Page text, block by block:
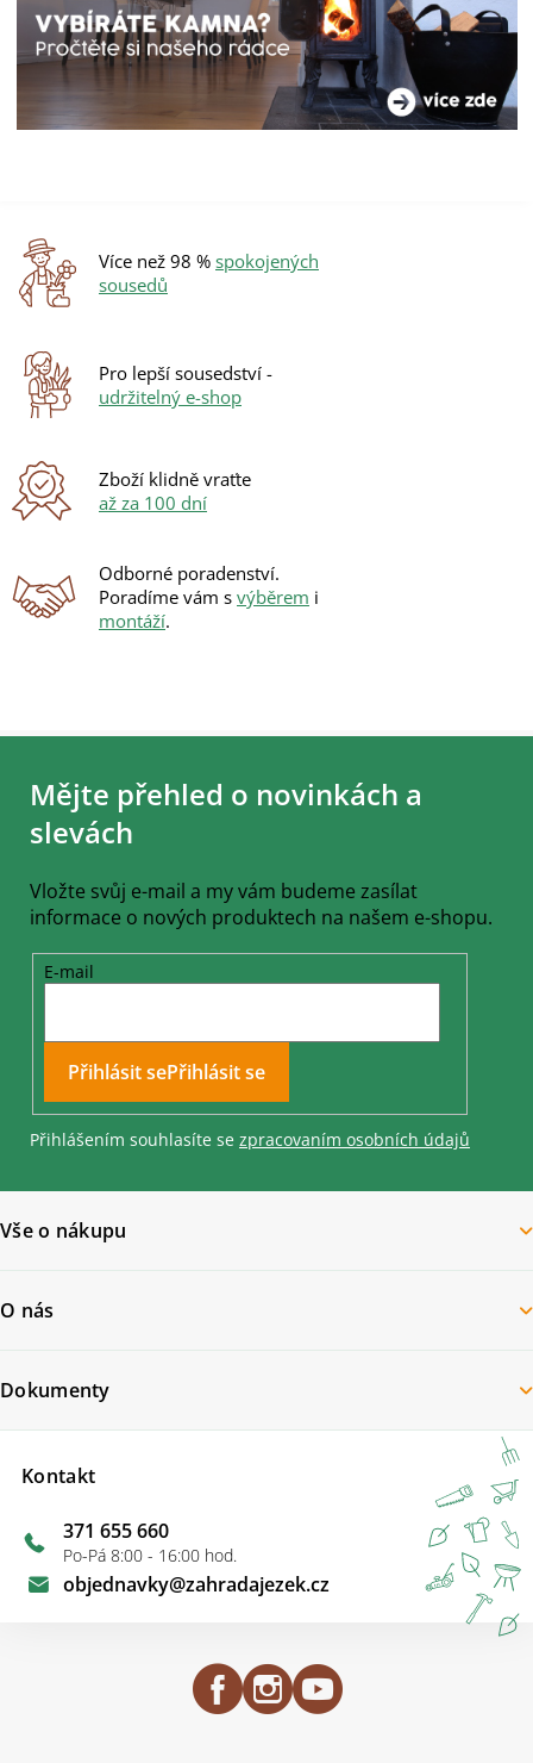
p
i
s
u
Více než 98 % spokojených
sousedů
Pro lepší sousedství -
udržitelný e-shop
Zboží klidně vraťte
až za 100 dní
Odborné poradenství.
Poradíme vám s výběrem i
montáží.
Z
Mějte přehled o novinkách a
slevách
Vložte svůj e-mail a my vám budeme zasílat
informace o nových produktech na našem e-shopu.
E-mail
Přihlásit se
Přihlášením souhlasíte se zpracovaním osobních údajů
Vše o nákupu
O nás
Kontakt
objednavky@zahradajezek.cz
371 655 660
Po-Pá 8:00 - 16:00 hod.
Dokumenty